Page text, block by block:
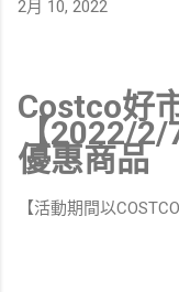
2月 10, 2022
Costco好
【2022/
優惠商品
【活動期間以